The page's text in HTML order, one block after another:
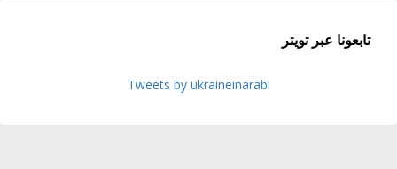
تابعونا عبر تويتر
Tweets by ukraineinarabi